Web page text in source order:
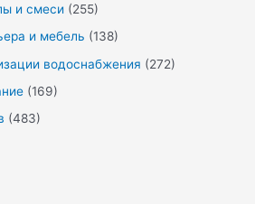
и смеси (255)
и мебель (138)
водоснабжения (272)
(169)
(483)